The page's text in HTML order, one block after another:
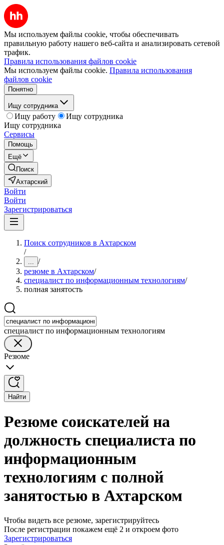
Мы используем файлы cookie, чтобы обеспечивать
правильную работу нашего веб-сайта и анализировать сетевой
трафик.
Правила использования файлов cookie
Мы используем файлы cookie. Правила использования
файлов cookie
Понятно
Ищу сотрудника
Ищу работу
Ищу сотрудника
Ищу сотрудника
Сервисы
Помощь
Ещё
Поиск
Ахтарский
Войти
Войти
Зарегистрироваться
Поиск сотрудников в Ахтарском
/
... /
резюме в Ахтарском/
специалист по информационным технологиям/
полная занятость
специалист по информационным технологиям
Резюме
Найти
Резюме соискателей на
должность специалиста по
информационным
технологиям с полной
занятостью в Ахтарском
Чтобы видеть все резюме, зарегистрируйтесь
После регистрации покажем ещё 2 и откроем фото
Зарегистрироваться